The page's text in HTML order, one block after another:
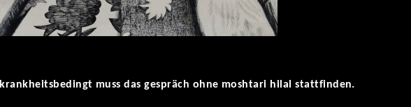
krankheitsbedingt muss das gespräch ohne moshtari hilal stattfinden.